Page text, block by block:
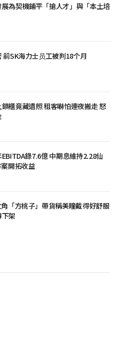
為契機鋪平「搶人才」與「本土培
前SK海力士员工被判18个月
櫃竟藏遺照 租客嚇怕連夜搬走 怒
錄7.6億 中期息維持2.28仙
開拓收益
「方桃子」帶貨稱美瞳戴得好舒服
架